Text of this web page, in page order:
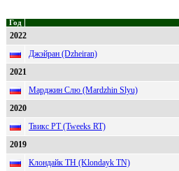
Год
2022
Джэйран (Dzheiran)
2021
Марджин Слю (Mardzhin Slyu)
2020
Твикс РТ (Tweeks RT)
2019
Клондайк ТН (Klondayk TN)